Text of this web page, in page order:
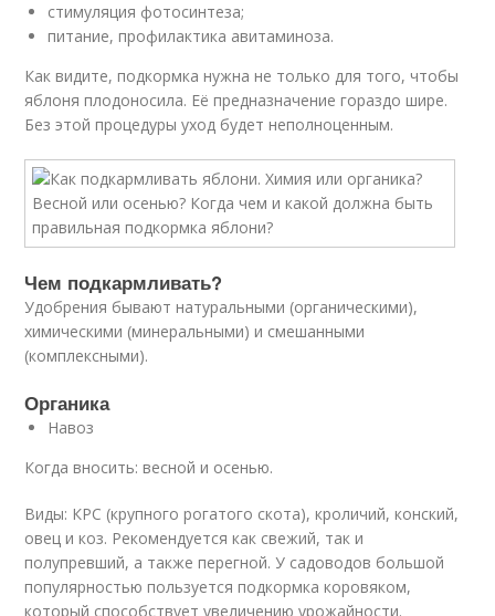
стимуляция фотосинтеза;
питание, профилактика авитаминоза.
Как видите, подкормка нужна не только для того, чтобы
яблоня плодоносила. Её предназначение гораздо шире.
Без этой процедуры уход будет неполноценным.
Чем подкармливать?
Удобрения бывают натуральными (органическими),
химическими (минеральными) и смешанными
(комплексными).
Органика
Навоз
Когда вносить: весной и осенью.
Виды: КРС (крупного рогатого скота), кроличий, конский,
овец и коз. Рекомендуется как свежий, так и
полупревший, а также перегной. У садоводов большой
популярностью пользуется подкормка коровяком,
который способствует увеличению урожайности.